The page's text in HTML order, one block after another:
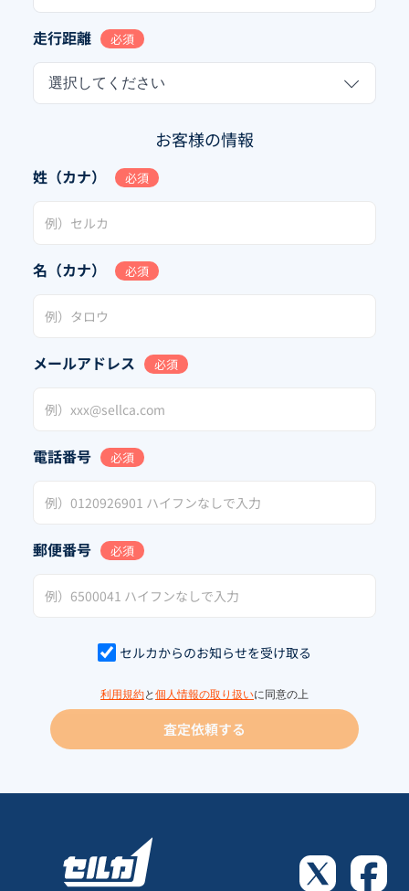
走行距離 必須
選択してください
お客様の情報
姓（カナ） 必須
名（カナ） 必須
メールアドレス 必須
電話番号 必須
郵便番号 必須
セルカからのお知らせを受け取る
利用規約と 個人情報の取り扱いに同意の上
査定依頼する